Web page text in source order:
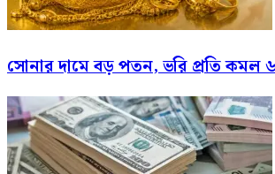
সোনার দামে বড় পতন, ভরি প্রতি কমল